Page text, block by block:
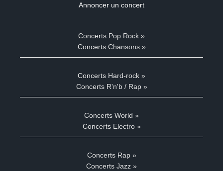
Annoncer un concert
Concerts Pop Rock »
Concerts Chansons »
Concerts Hard-rock »
Concerts R'n'b / Rap »
Concerts World »
Concerts Electro »
Concerts Rap »
Concerts Jazz »